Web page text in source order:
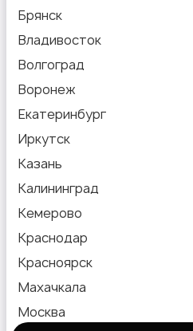
Брянск
Владивосток
Волгоград
Воронеж
Екатеринбург
Иркутск
Казань
Калининград
Кемерово
Краснодар
Красноярск
Махачкала
Москва